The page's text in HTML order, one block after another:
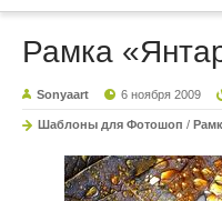
Рамка
Sonyaart 6 ноября 2009
Шаблоны для Фотошоп /